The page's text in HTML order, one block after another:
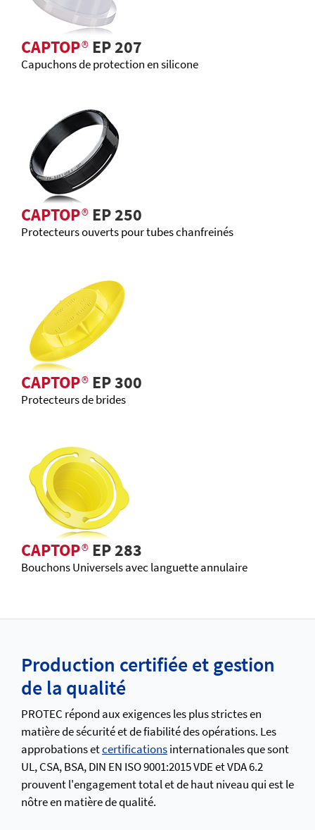
CAPTOP®EP 207
Capuchons de protection en silicone
CAPTOP®EP 250
Protecteurs ouverts pour tubes chanfreinés
CAPTOP®EP 300
Protecteurs de brides
CAPTOP®EP 283
Bouchons Universels avec languette annulaire
Production certifiée et gestion
de la qualité
PROTEC répond aux exigences les plus strictes en
matière de sécurité et de fiabilité des opérations. Les
approbations etcertificationsinternationales que sont
UL, CSA, BSA, DIN EN ISO 9001:2015 VDE et VDA 6.2
prouvent l'engagement total et de haut niveau qui est le
nôtre en matière de qualité.